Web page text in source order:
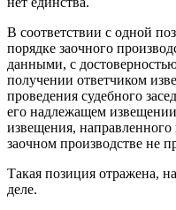
В соответствии с одной
порядке заочного
данными, с
получении ответчиком
проведения судебного
его надлежащем
извещения, направленного
заочном производстве не
Такая позиция отражена,
деле.